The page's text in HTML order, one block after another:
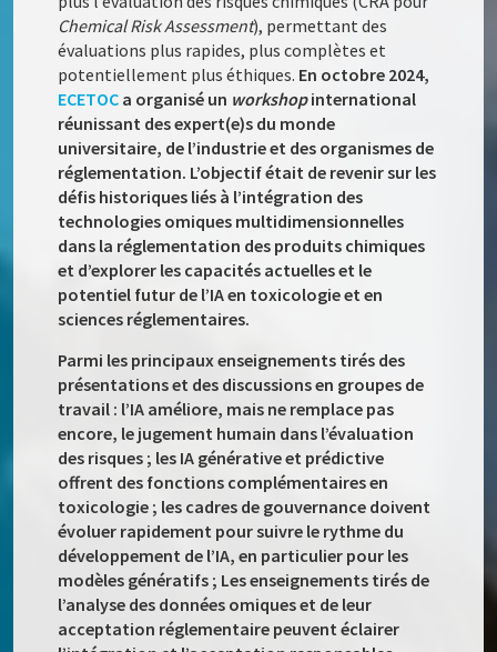
Chemical Risk Assessment), permettant des
évaluations plus rapides, plus complètes et
potentiellement plus éthiques. En octobre 2024,
ECETOC a organisé un workshopinternational
réunissant des expert(e)s du monde
universitaire, de l’industrie et des organismes de
réglementation. L’objectif était de revenir sur les
défis historiques liés à l’intégration des
technologies omiques multidimensionnelles
dans la réglementation des produits chimiques
et d’explorer les capacités actuelles et le
potentiel futur de l’IA en toxicologie et en
sciences réglementaires.
Parmi les principaux enseignements tirés des
présentations et des discussions en groupes de
travail : l’IA améliore, mais ne remplace pas
encore, le jugement humain dans l’évaluation
des risques ; les IA générative et prédictive
offrent des fonctions complémentaires en
toxicologie ; les cadres de gouvernance doivent
évoluer rapidement pour suivre le rythme du
développement de l’IA, en particulier pour les
modèles génératifs ; Les enseignements tirés de
l’analyse des données omiques et de leur
acceptation réglementaire peuvent éclairer